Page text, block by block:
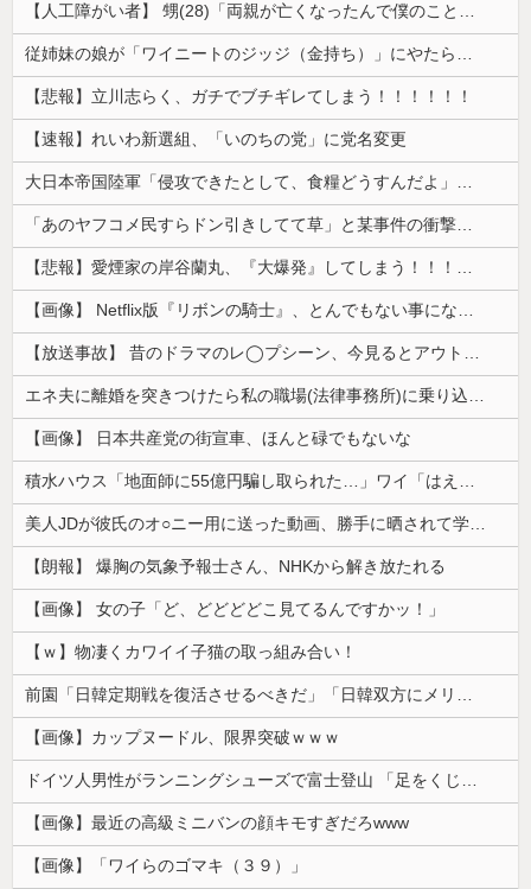
【人工障がい者】 甥(28)「両親が亡くなったんで僕のこと引き取ってほしいんですけど！」なんでいい年したヒキニートを引き取らなきゃいけないんだ...
従姉妹の娘が「ワイニートのジッジ（金持ち）」にやたら会いに来る理由ｗｗｗｗｗ
【悲報】立川志らく、ガチでブチギレてしまう！！！！！！
【速報】れいわ新選組、「いのちの党」に党名変更
大日本帝国陸軍「侵攻できたとして、食糧どうすんだよ」大本営「現地調達」陸軍「え？」
「あのヤフコメ民すらドン引きしてて草」と某事件の衝撃的な公判が話題に、なんか変な力が働いてんのかってくらい……
【悲報】愛煙家の岸谷蘭丸、『大爆発』してしまう！！！！！！
【画像】 Netflix版『リボンの騎士』、とんでもない事になるｗｗｗｗｗ
【放送事故】 昔のドラマのレ◯プシーン、今見るとアウトすぎる・・・
エネ夫に離婚を突きつけたら私の職場(法律事務所)に乗り込んできた 堂々と「離婚の法律相談です。母の薦めでこちらに参りました」と言っているが、...
【画像】 日本共産党の街宣車、ほんと碌でもないな
積水ハウス「地面師に55億円騙し取られた…」ワイ「はえーかわいそう…会社滅茶苦茶やろなぁ」
美人JDが彼氏のオ○ニー用に送った動画、勝手に晒されて学校中の”共有オカズ” にされる
【朗報】 爆胸の気象予報士さん、NHKから解き放たれる
【画像】 女の子「ど、どどどどこ見てるんですかッ！」
【ｗ】物凄くカワイイ子猫の取っ組み合い！
前園「日韓定期戦を復活させるべきだ」「日韓双方にメリットがある」……日本へのメリットがなにもないんですが、それは
【画像】カップヌードル、限界突破ｗｗｗ
ドイツ人男性がランニングシューズで富士登山 「足をくじいて動けない」
【画像】最近の高級ミニバンの顔キモすぎだろwww
【画像】「ワイらのゴマキ（３９）」